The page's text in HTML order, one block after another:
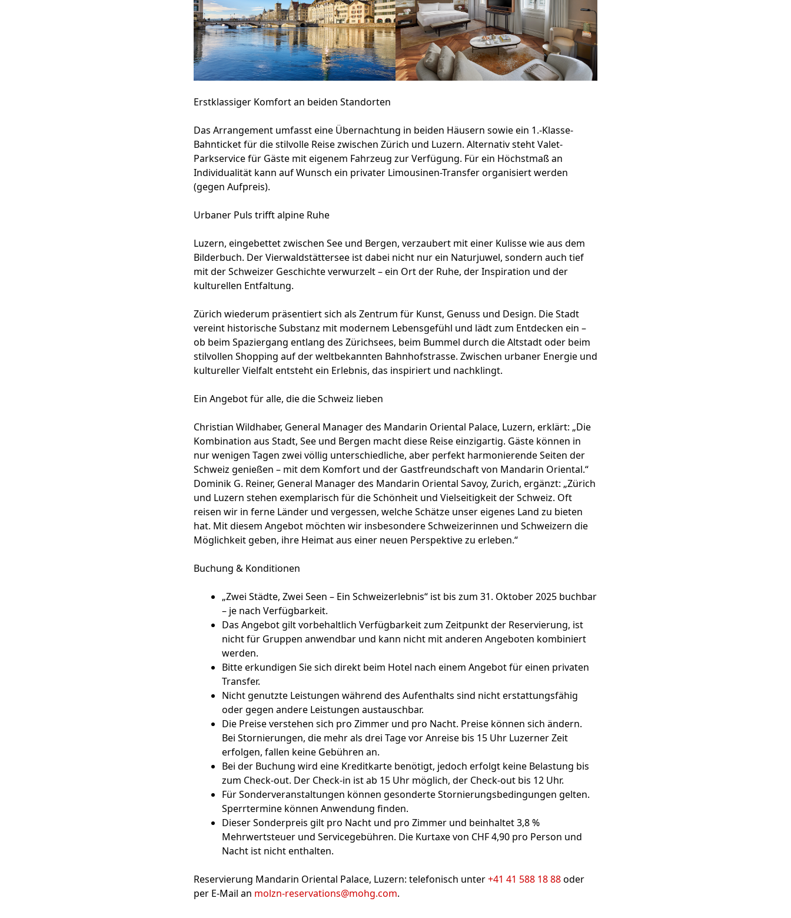
Erstklassiger Komfort an beiden Standorten
Das Arrangement umfasst eine Übernachtung in beiden Häusern sowie ein 1.-Klasse-
Bahnticket für die stilvolle Reise zwischen Zürich und Luzern. Alternativ steht Valet-
Parkservice für Gäste mit eigenem Fahrzeug zur Verfügung. Für ein Höchstmaß an
Individualität kann auf Wunsch ein privater Limousinen-Transfer organisiert werden
(gegen Aufpreis).
Urbaner Puls trifft alpine Ruhe
Luzern, eingebettet zwischen See und Bergen, verzaubert mit einer Kulisse wie aus dem
Bilderbuch. Der Vierwaldstättersee ist dabei nicht nur ein Naturjuwel, sondern auch tief
mit der Schweizer Geschichte verwurzelt – ein Ort der Ruhe, der Inspiration und der
kulturellen Entfaltung.
Zürich wiederum präsentiert sich als Zentrum für Kunst, Genuss und Design. Die Stadt
vereint historische Substanz mit modernem Lebensgefühl und lädt zum Entdecken ein –
ob beim Spaziergang entlang des Zürichsees, beim Bummel durch die Altstadt oder beim
stilvollen Shopping auf der weltbekannten Bahnhofstrasse. Zwischen urbaner Energie und
kultureller Vielfalt entsteht ein Erlebnis, das inspiriert und nachklingt.
Ein Angebot für alle, die die Schweiz lieben
Christian Wildhaber, General Manager des Mandarin Oriental Palace, Luzern, erklärt: „Die
Kombination aus Stadt, See und Bergen macht diese Reise einzigartig. Gäste können in
nur wenigen Tagen zwei völlig unterschiedliche, aber perfekt harmonierende Seiten der
Schweiz genießen – mit dem Komfort und der Gastfreundschaft von Mandarin Oriental.“
Dominik G. Reiner, General Manager des Mandarin Oriental Savoy, Zurich, ergänzt: „Zürich
und Luzern stehen exemplarisch für die Schönheit und Vielseitigkeit der Schweiz. Oft
reisen wir in ferne Länder und vergessen, welche Schätze unser eigenes Land zu bieten
hat. Mit diesem Angebot möchten wir insbesondere Schweizerinnen und Schweizern die
Möglichkeit geben, ihre Heimat aus einer neuen Perspektive zu erleben.“
Buchung & Konditionen
„Zwei Städte, Zwei Seen – Ein Schweizerlebnis“ ist bis zum 31. Oktober 2025 buchbar
– je nach Verfügbarkeit.
Das Angebot gilt vorbehaltlich Verfügbarkeit zum Zeitpunkt der Reservierung, ist
nicht für Gruppen anwendbar und kann nicht mit anderen Angeboten kombiniert
werden.
Bitte erkundigen Sie sich direkt beim Hotel nach einem Angebot für einen privaten
Transfer.
Nicht genutzte Leistungen während des Aufenthalts sind nicht erstattungsfähig
oder gegen andere Leistungen austauschbar.
Die Preise verstehen sich pro Zimmer und pro Nacht. Preise können sich ändern.
Bei Stornierungen, die mehr als drei Tage vor Anreise bis 15 Uhr Luzerner Zeit
erfolgen, fallen keine Gebühren an.
Bei der Buchung wird eine Kreditkarte benötigt, jedoch erfolgt keine Belastung bis
zum Check-out. Der Check-in ist ab 15 Uhr möglich, der Check-out bis 12 Uhr.
Für Sonderveranstaltungen können gesonderte Stornierungsbedingungen gelten.
Sperrtermine können Anwendung finden.
Dieser Sonderpreis gilt pro Nacht und pro Zimmer und beinhaltet 3,8 %
Mehrwertsteuer und Servicegebühren. Die Kurtaxe von CHF 4,90 pro Person und
Nacht ist nicht enthalten.
Reservierung Mandarin Oriental Palace, Luzern: telefonisch unter+41 41 588 18 88oder
per E-Mail an molzn-reservations@mohg.com.